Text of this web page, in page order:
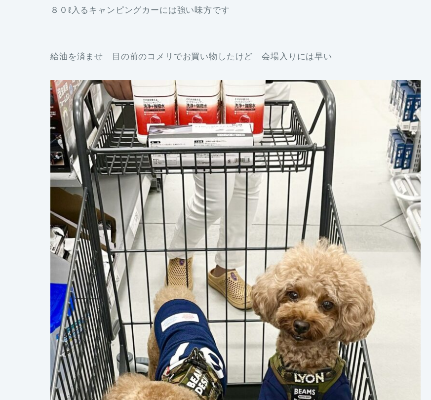
８０ℓ入るキャンピングカーには強い味方です
給油を済ませ 目の前のコメリでお買い物したけど 会場入りには早い